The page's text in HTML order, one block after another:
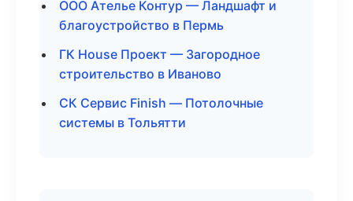
ООО Ателье Контур — Ландшафт и
благоустройство в Пермь
ГК House Проект — Загородное
строительство в Иваново
СК Сервис Finish — Потолочные
системы в Тольятти